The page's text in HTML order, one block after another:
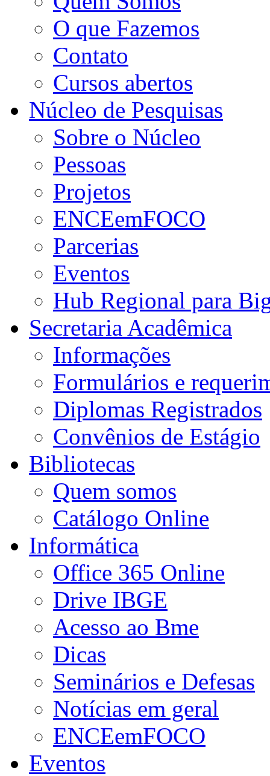
O que Fazemos
Contato
Cursos abertos
Núcleo de Pesquisas
Sobre o Núcleo
Pessoas
Projetos
ENCEemFOCO
Parcerias
Eventos
Hub Regional para
Secretaria Acadêmica
Informações
Formulários e
Diplomas Registrados
Convênios de Estágio
Bibliotecas
Quem somos
Catálogo Online
Informática
Office 365 Online
Drive IBGE
Acesso ao Bme
Dicas
Seminários e Defesas
Notícias em geral
ENCEemFOCO
Eventos